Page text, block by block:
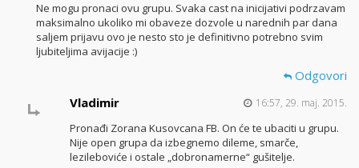
Ne mogu pronaci ovu grupu. Svaka cast na inicijativi podrzavam
maksimalno ukoliko mi obaveze dozvole u narednih par dana
saljem prijavu ovo je nesto sto je definitivno potrebno svim
ljubiteljima avijacije :)
Odgovori
Vladimir
16:57, 29. maj. 2015.
Pronađi Zorana Kusovcana FB. On će te ubaciti u grupu.
Nije open grupa da izbegnemo dileme, smarče,
lezileboviće i ostale „dobronamerne“ gušitelje.